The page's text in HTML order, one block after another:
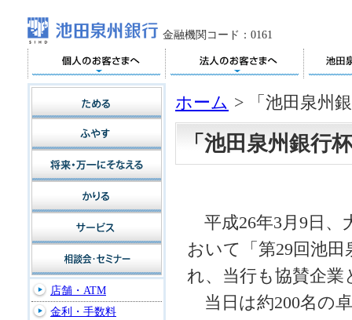
金融機関コード：0161
ホーム > 「池田泉州
「池田泉州銀行
平成26年3月9日、
おいて「第29回池
れ、当行も協賛企
当日は約200名の
店舗・ATM
金利・手数料